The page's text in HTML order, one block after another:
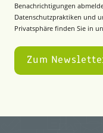
Benachrichtigungen
Datenschutzpraktiken und
Privatsphäre finden Sie in